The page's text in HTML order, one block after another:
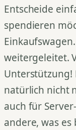
Entscheide
spendieren
weitergeleitet.
Unterstützung!
natürlich nicht
auch für
andere, was